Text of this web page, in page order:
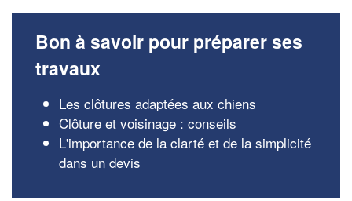
Bon à savoir pour préparer ses
travaux
Les clôtures adaptées aux chiens
Clôture et voisinage : conseils
L'importance de la clarté et de la simplicité
dans un devis